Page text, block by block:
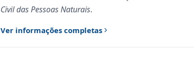
Civil das Pessoas Naturais.
Ver informações completas